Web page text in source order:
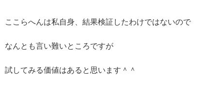
ここらへんは私自身、結果検証したわけではないので
なんとも言い難いところですが
試してみる価値はあると思います＾＾